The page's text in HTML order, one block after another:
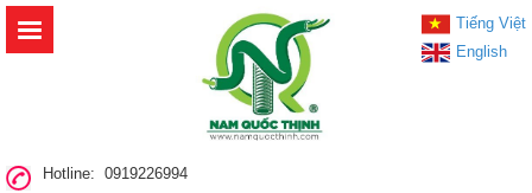
Hotline: 0919226994
Tiếng Việt
English